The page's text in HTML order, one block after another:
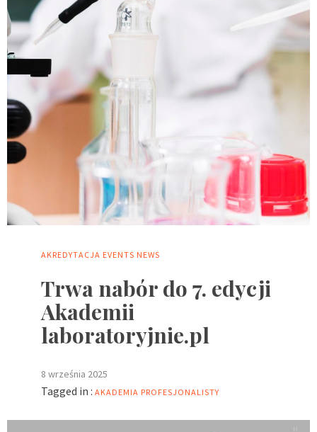
AKREDYTACJA EVENTS NEWS
Trwa nabór do 7. edycji
Akademii
laboratoryjnie.pl
8 września 2025
Tagged in : AKADEMIA PROFESJONALISTY